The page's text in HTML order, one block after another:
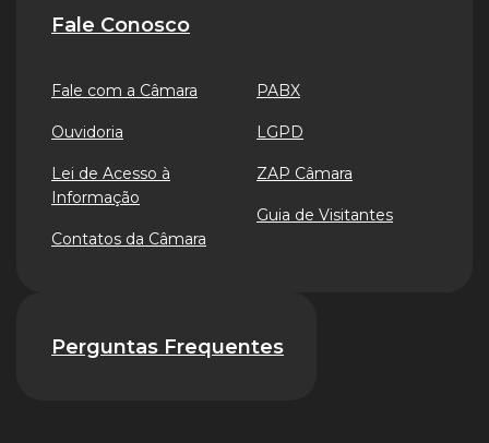
Fale Conosco
Fale com a Câmara
Ouvidoria
Lei de Acesso à
Informação
Contatos da Câmara
PABX
LGPD
ZAP Câmara
Guia de Visitantes
Perguntas Frequentes